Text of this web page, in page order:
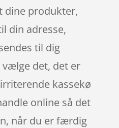
dine produkter,
din adresse,
til dig
vælge det, det er
kassekø
online så det
når du er færdig